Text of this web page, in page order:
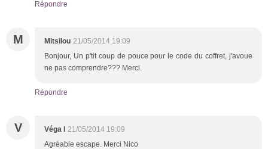
Répondre
M Mitsilou 21/05/2014 19:09
Bonjour, Un p'tit coup de pouce pour le code du coffret, j'avoue
ne pas comprendre??? Merci.
Répondre
V Véga l 21/05/2014 19:09
Agréable escape. Merci Nico